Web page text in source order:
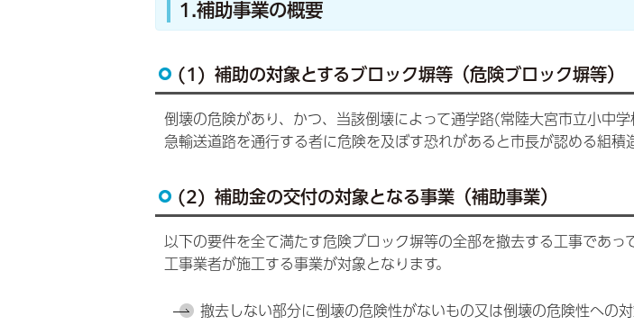
1.補助事業の概要
(1) 補助の対象とするブロック塀等（危険ブロック塀等）
倒壊の危険があり、かつ、当該倒壊によって通学路(常陸大宮市立小中
急輸送道路を通行する者に危険を及ぼす恐れがあると市長が認める組積
(2) 補助金の交付の対象となる事業（補助事業）
以下の要件を全て満たす危険ブロック塀等の全部を撤去する工事であ
工事業者が施工する事業が対象となります。
撤去しない部分に倒壊の危険性がないもの又は倒壊の危険性への